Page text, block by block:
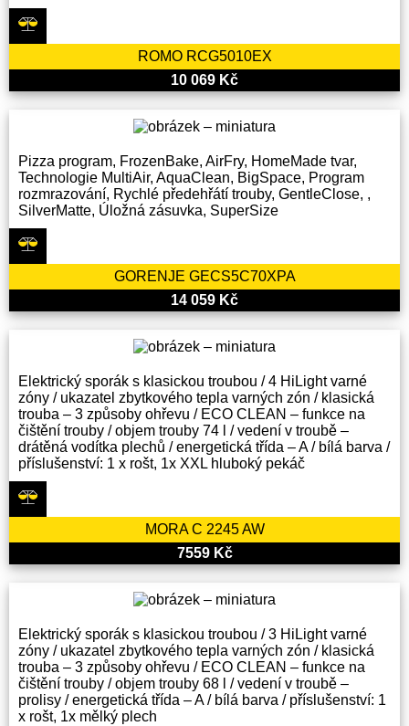
ROMO RCG5010EX
10 069 Kč
Pizza program, FrozenBake, AirFry, HomeMade tvar,
Technologie MultiAir, AquaClean, BigSpace, Program
rozmrazování, Rychlé předehřátí trouby, GentleClose, ,
SilverMatte, Úložná zásuvka, SuperSize
GORENJE GECS5C70XPA
14 059 Kč
Elektrický sporák s klasickou troubou / 4 HiLight varné
zóny / ukazatel zbytkového tepla varných zón / klasická
trouba – 3 způsoby ohřevu / ECO CLEAN – funkce na
čištění trouby / objem trouby 74 l / vedení v troubě –
drátěná vodítka plechů / energetická třída – A / bílá barva /
příslušenství: 1 x rošt, 1x XXL hluboký pekáč
MORA C 2245 AW
7559 Kč
Elektrický sporák s klasickou troubou / 3 HiLight varné
zóny / ukazatel zbytkového tepla varných zón / klasická
trouba – 3 způsoby ohřevu / ECO CLEAN – funkce na
čištění trouby / objem trouby 68 l / vedení v troubě –
prolisy / energetická třída – A / bílá barva / příslušenství: 1
x rošt, 1x mělký plech